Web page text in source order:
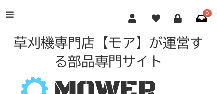
0
草刈機専門店【モア】が運営す
る部品専門サイト